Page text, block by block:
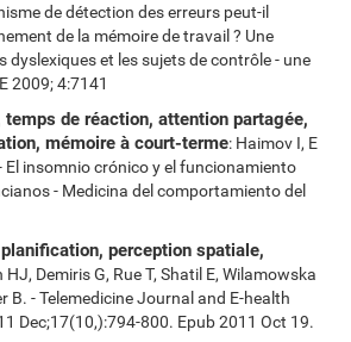
de détection des erreurs peut-il
de la mémoire de travail ? Une
dyslexiques et les sujets de contrôle - une
2009; 4:7141
de réaction, attention partagée,
mémoire à court-terme: Haimov I, E
El insomnio crónico y el funcionamiento
- Medicina del comportamiento del
perception spatiale,
HJ, Demiris G, Rue T, Shatil E, Wilamowska
B. - Telemedicine Journal and E-health
Dec;17(10,):794-800. Epub 2011 Oct 19.